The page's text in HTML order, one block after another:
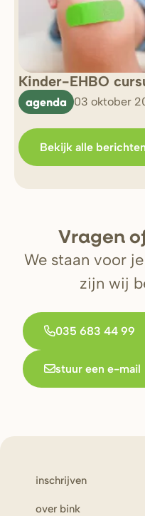
Kinder-EHBO
agenda 03 oktober
Bekijk alle berichten
Vragen
We staan voor
zijn wij
035 683 44 99
stuur een e-mail
inschrijven
over bink